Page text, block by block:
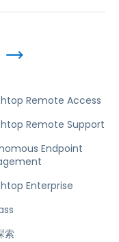
Remote Access
Remote Support
Endpoint
Enterprise
索